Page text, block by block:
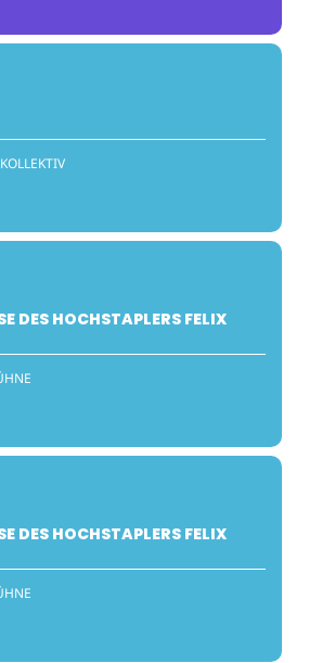
DES HOCHSTAPLERS FELIX
DES HOCHSTAPLERS FELIX